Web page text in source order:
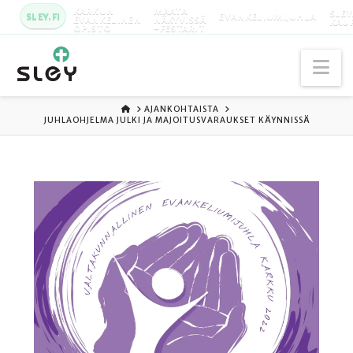
SLEY.FI KARKUN
EVANKELINEN
OPISTO
MAATA
NÄKYVISSÄ
-FESTARIT
EVANKELIUMIJUHLA
ETUSIVU
AJANKOHTAISTA
JUHLAOHJELMA JULKI JA MAJOITUSVARAUKSET KÄYNNISSÄ